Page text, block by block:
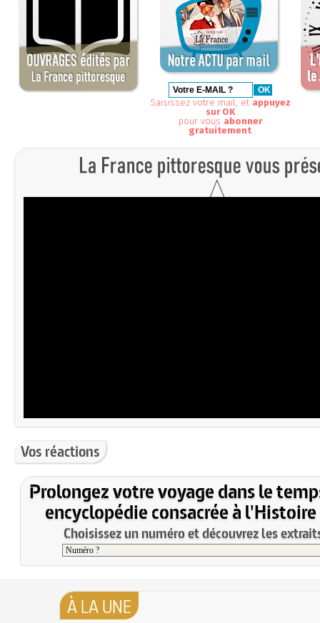
Saisissez votre mail, et appuyez
sur OK
pour vous abonner
gratuitement
Vos réactions
Prolongez votre voyage dans le
encyclopédie consacrée à l'Histoire
Choisissez un numéro et découvrez les
À LA UNE